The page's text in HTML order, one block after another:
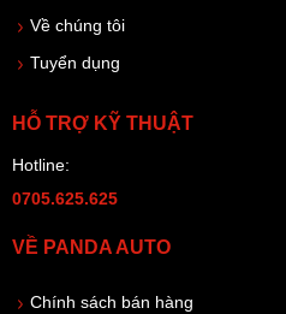
Về chúng tôi
Tuyển dụng
HỖ TRỢ KỸ THUẬT
Hotline:
0705.625.625
VỀ PANDA AUTO
Chính sách bán hàng